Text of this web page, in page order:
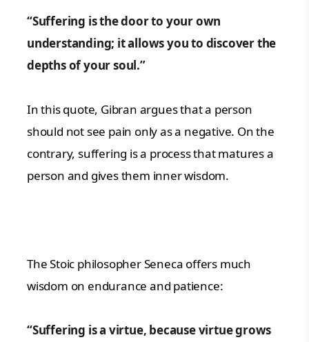
“Suffering is the door to your own
understanding; it allows you to discover the
depths of your soul.”
In this quote, Gibran argues that a person
should not see pain only as a negative. On the
contrary, suffering is a process that matures a
person and gives them inner wisdom.
The Stoic philosopher Seneca offers much
wisdom on endurance and patience:
“Suffering is a virtue, because virtue grows